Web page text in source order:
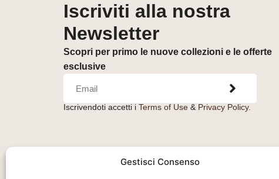
Gestisci Consenso
Iscriviti alla nostra
Newsletter
Scopri per primo le nuove collezioni e le offerte
esclusive
Iscrivendoti accetti i Terms of Use& Privacy Policy.